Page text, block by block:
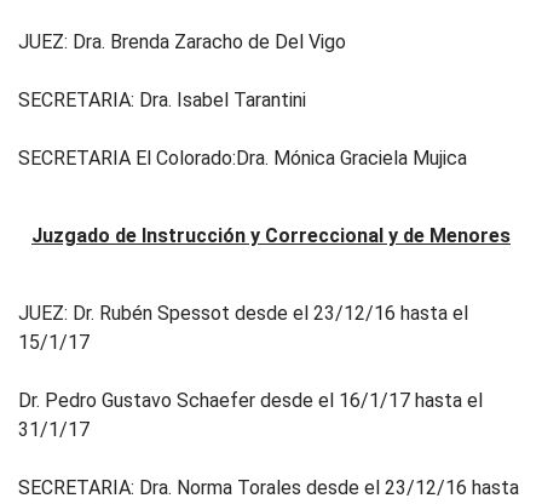
JUEZ: Dra. Brenda Zaracho de Del Vigo
SECRETARIA: Dra. Isabel Tarantini
SECRETARIA El Colorado:Dra. Mónica Graciela Mujica
Juzgado de Instrucción y Correccional y de Menores
JUEZ: Dr. Rubén Spessot desde el 23/12/16 hasta el
15/1/17
Dr. Pedro Gustavo Schaefer desde el 16/1/17 hasta el
31/1/17
SECRETARIA: Dra. Norma Torales desde el 23/12/16 hasta